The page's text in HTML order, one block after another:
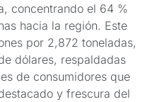
concentrando el 64 %
hacia la región. Este
por 2,872 toneladas,
dólares, respaldadas
de consumidores que
y frescura del